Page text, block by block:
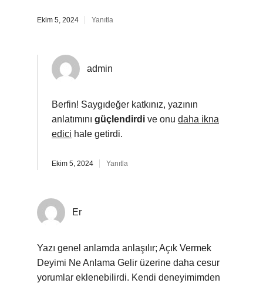
Ekim 5, 2024 Yanıtla
admin
Berfin! Saygıdeğer katkınız, yazının
anlatımını güçlendirdi ve onu daha ikna
edici hale getirdi.
Ekim 5, 2024 Yanıtla
Er
Yazı genel anlamda anlaşılır; Açık Vermek
Deyimi Ne Anlama Gelir üzerine daha cesur
yorumlar eklenebilirdi. Kendi deneyimimden